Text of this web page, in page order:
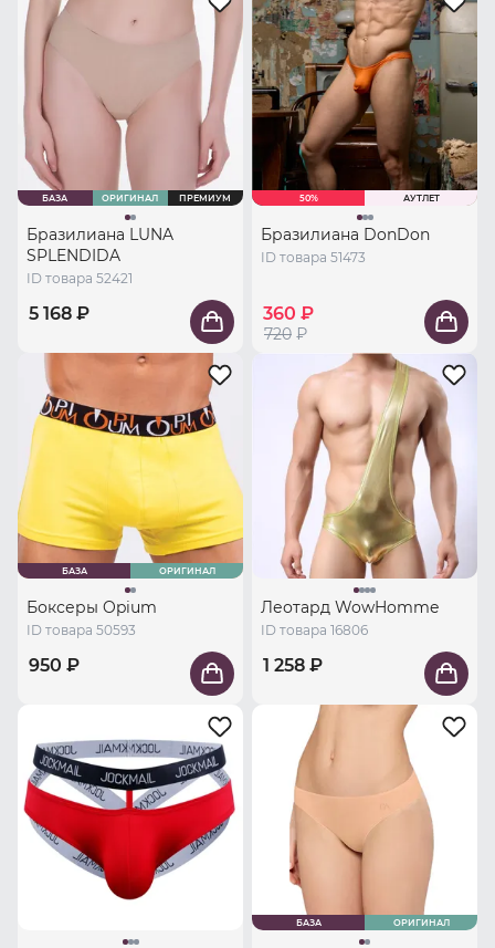
БАЗА ОРИГИНАЛ ПРЕМИУМ
Бразилиана LUNA
SPLENDIDA
ID товара 52421
5 168 ₽
50% АУТЛЕТ
Бразилиана DonDon
ID товара 51473
360 ₽
720 ₽
БАЗА ОРИГИНАЛ
Боксеры Opium
ID товара 50593
950 ₽
Леотард WowHomme
ID товара 16806
1 258 ₽
БАЗА ОРИГИНАЛ